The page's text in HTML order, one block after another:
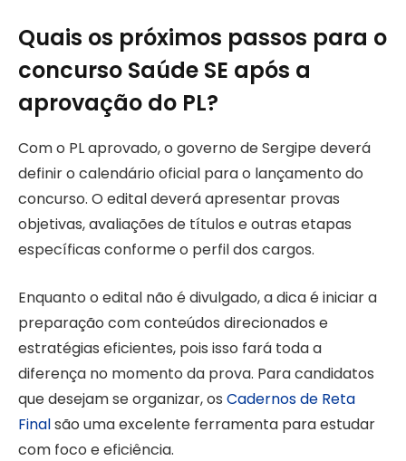
Quais os próximos passos para o
concurso Saúde SE após a
aprovação do PL?
Com o PL aprovado, o governo de Sergipe deverá
definir o calendário oficial para o lançamento do
concurso. O edital deverá apresentar provas
objetivas, avaliações de títulos e outras etapas
específicas conforme o perfil dos cargos.
Enquanto o edital não é divulgado, a dica é iniciar a
preparação com conteúdos direcionados e
estratégias eficientes, pois isso fará toda a
diferença no momento da prova. Para candidatos
que desejam se organizar, os Cadernos de Reta
Finalsão uma excelente ferramenta para estudar
com foco e eficiência.